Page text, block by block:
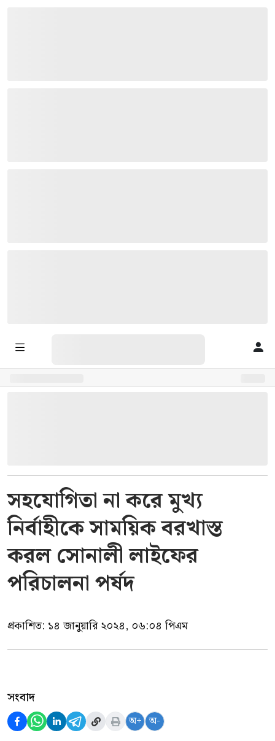
সহযোগিতা না করে মুখ্য
নির্বাহীকে সাময়িক বরখাস্ত
করল সোনালী লাইফের
পরিচালনা পর্ষদ
প্রকাশিত: ১৪ জানুয়ারি ২০২৪, ০৬:০৪ পিএম
সংবাদ
অ+ অ-